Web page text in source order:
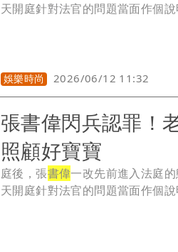
天開庭針對法官的問題當面作個
娛樂時尚 2026/06/12 11:32
張書偉閃兵認罪！
照顧好寶寶
庭後，張書偉一改先前進入法庭
天開庭針對法官的問題當面作個